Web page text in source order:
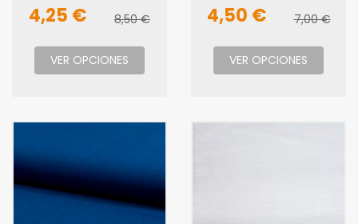
4,25 € 8,50 €
VER OPCIONES
4,50 € 7,00 €
VER OPCIONES